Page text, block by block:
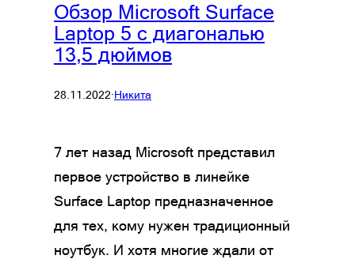
Обзор Microsoft Surface
Laptop 5 с диагональю
13,5 дюймов
28.11.2022·Никита
7 лет назад Microsoft представил
первое устройство в линейке
Surface Laptop предназначенное
для тех, кому нужен традиционный
ноутбук. И хотя многие ждали от